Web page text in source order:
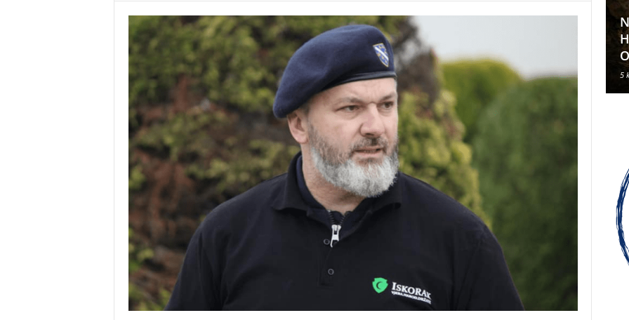
Klavirski recital Olivera Kerna
u sklopu ARDEA 2026.
6 kolovoza, 2026 5